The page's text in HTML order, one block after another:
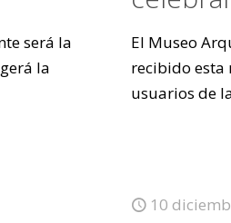
será la
la
El Museo
recibido esta
usuarios de
10